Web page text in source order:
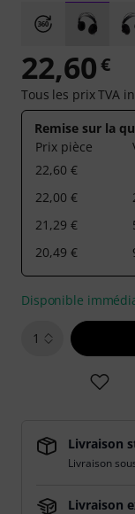
22,60€
Tous les prix TVA
Remise sur la
Prix pièce
22,60 €
22,00 €
21,29 €
20,49 €
Disponible
1
Livraison
Livraison
Livraison